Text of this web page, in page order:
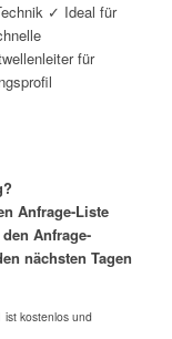
✓ Ideal für
für
Anfrage-Liste
Anfrage-
nächsten Tagen
ist kostenlos und